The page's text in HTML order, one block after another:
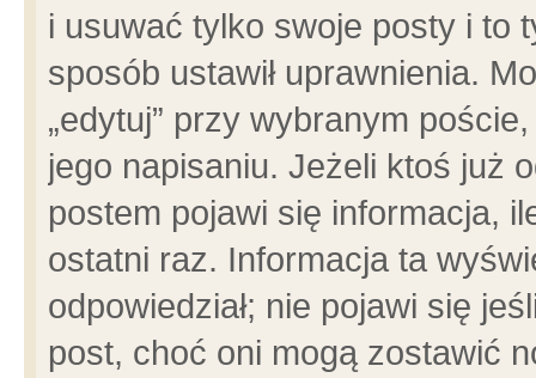
i usuwać tylko swoje posty i to
sposób ustawił uprawnienia.
„edytuj” przy wybranym
jego napisaniu. Jeżeli ktoś już
postem pojawi się informacja,
ostatni raz. Informacja ta
odpowiedział; nie pojawi się
post, choć oni mogą zostawić